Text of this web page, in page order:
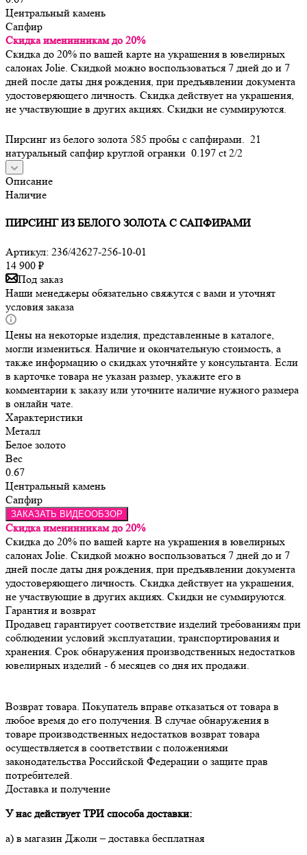
Центральный камень
Сапфир
Скидка именинникам до 20%
Скидка до 20% по вашей карте на украшения в ювелирных
салонах Jolie. Скидкой можно воспользоваться 7 дней до и 7
дней после даты дня рождения, при предъявлении документа
удостоверяющего личность. Скидка действует на украшения,
не участвующие в других акциях. Скидки не суммируются.
Пирсинг из белого золота 585 пробы с сапфирами. 21
натуральный сапфир круглой огранки 0.197 ct 2/2
Описание
Наличие
ПИРСИНГ ИЗ БЕЛОГО ЗОЛОТА С САПФИРАМИ
Артикул: 236/42627-256-10-01
14 900 ₽
Под заказ
Наши менеджеры обязательно свяжутся с вами и уточнят
условия заказа
Цены на некоторые изделия, представленные в каталоге,
могли измениться. Наличие и окончательную стоимость, а
также информацию о скидках уточняйте у консультанта. Если
в карточке товара не указан размер, укажите его в
комментарии к заказу или уточните наличие нужного размера
в онлайн чате.
Характеристики
Металл
Белое золото
Вес
0.67
Центральный камень
Сапфир
ЗАКАЗАТЬ ВИДЕООБЗОР
Скидка именинникам до 20%
Скидка до 20% по вашей карте на украшения в ювелирных
салонах Jolie. Скидкой можно воспользоваться 7 дней до и 7
дней после даты дня рождения, при предъявлении документа
удостоверяющего личность. Скидка действует на украшения,
не участвующие в других акциях. Скидки не суммируются.
Гарантия и возврат
Продавец гарантирует соответствие изделий требованиям при
соблюдении условий эксплуатации, транспортирования и
хранения. Срок обнаружения производственных недостатков
Возврат товара. Покупатель вправе отказаться от товара в
любое время до его получения. В случае обнаружения в
товаре производственных недостатков возврат товара
осуществляется в соответствии с положениями
законодательства Российской Федерации о защите прав
потребителей.
Доставка и получение
У нас действует ТРИ способа доставки:
а) в магазин Джоли – доставка бесплатная